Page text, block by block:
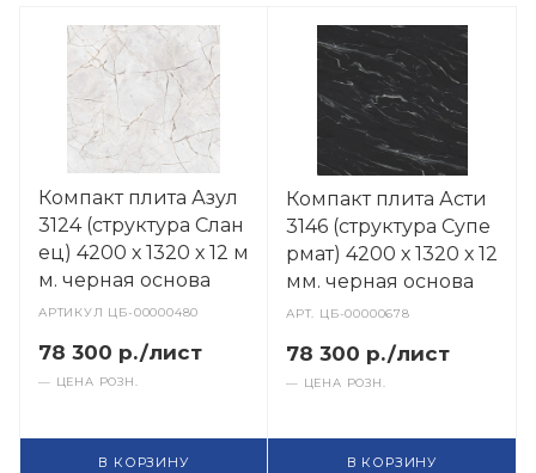
Компакт плита Азул
3124 (структура Слан
ец) 4200 х 1320 х 12 м
м. черная основа
АРТИКУЛ ЦБ-00000480
78 300 р./лист
— ЦЕНА РОЗН.
В КОРЗИНУ
Компакт плита Асти
3146 (структура Супе
рмат) 4200 х 1320 х 12
мм. черная основа
АРТ. ЦБ-00000678
78 300 р./лист
— ЦЕНА РОЗН.
В КОРЗИНУ